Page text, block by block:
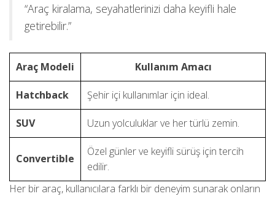
“Araç kiralama, seyahatlerinizi daha keyifli hale
getirebilir.”
Araç Modeli Kullanım Amacı
Hatchback Şehir içi kullanımlar için ideal.
SUV Uzun yolculuklar ve her türlü zemin.
Convertible
Özel günler ve keyifli sürüş için tercih
edilir.
Her bir araç, kullanıcılara farklı bir deneyim sunarak onların